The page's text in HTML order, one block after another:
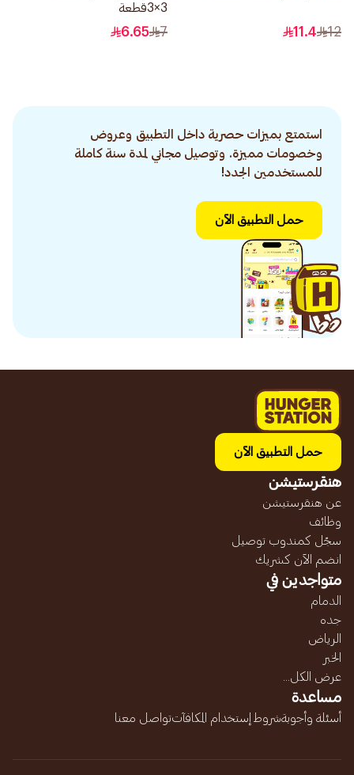
12
11.4
3×3قطعة
7
6.65
استمتع بميزات حصرية داخل التطبيق وعروض
وخصومات مميزة. وتوصيل مجاني لمدة سنة كاملة
للمستخدمين الجدد!
حمل التطبيق الآن
حمل التطبيق الآن
هنقرستيشن
عن هنقرستيشن
وظائف
سجّل كمندوب توصيل
انضم الآن كشريك
متواجدين في
الدمام
جده
الرياض
الخبر
عرض الكل...
مساعدة
أسئلة وأجوبةشروط إستخدام المكافآتتواصل معنا